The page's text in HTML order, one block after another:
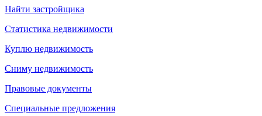
Найти застройщика
Статистика недвижимости
Куплю недвижимость
Сниму недвижимость
Правовые документы
Специальные предложения